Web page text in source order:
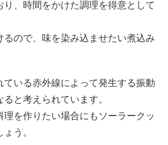
り、時間をかけた調理を得意として
るので、味を染み込ませたい煮込み
ている赤外線によって発生する振動
と考えられています。
理を作りたい場合にもソーラークッ
う。